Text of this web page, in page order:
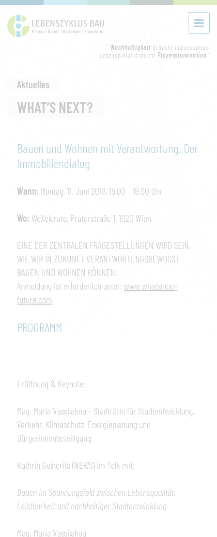
"Nachhaltigkeit braucht Lebenszyklus.
Lebenszyklus braucht Prozessinnovation."
Aktuelles
WHAT’S NEXT?
Bauen und Wohnen mit Verantwortung. Der
Immobiliendialog
Wann: Montag, 11. Juni 2018, 15.00 – 19.00 Uhr
Wo: WeXelerate, Praterstraße 1, 1020 Wien
EINE DER ZENTRALEN FRAGESTELLUNGEN WIRD SEIN,
WIE WIR IN ZUKUNFT VERANTWORTUNGSBEWUSST
BAUEN UND WOHNEN KÖNNEN.
Anmeldung ist erforderlich unter: www.whatsnext-
future.com
PROGRAMM
Eröffnung & Keynote:
Mag. Maria Vassilakou – Stadträtin für Stadtentwicklung,
Verkehr, Klimaschutz, Energieplanung und
Bürgerinnenbeteiligung
Kathrin Gulnerits (NEWS) im Talk mit:
Bauen im Spannungsfeld zwischen Lebensqualität,
Leistbarkeit und nachhaltiger Stadtentwicklung
Mag. Maria Vassilakou